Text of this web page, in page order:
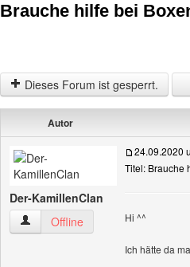
Brauche hilfe bei
Dieses Forum ist gesperrt.
Autor
Der-KamillenClan
Der-KamillenClan Benutzer-Profile
Offline
24.09.2020
Titel: Brauche
Hi ^^
Ich hätte da